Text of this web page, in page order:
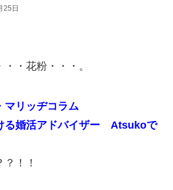
25日
・花粉・・・。
マリッヂコラム
る婚活アドバイザー Atsukoで
！！